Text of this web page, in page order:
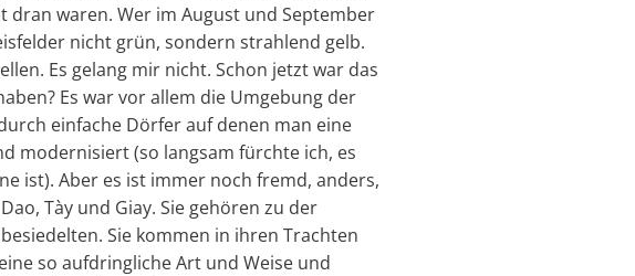
dran waren. Wer im August und September
nicht grün, sondern strahlend gelb.
Es gelang mir nicht. Schon jetzt war das
Es war vor allem die Umgebung der
einfache Dörfer auf denen man eine
modernisiert (so langsam fürchte ich, es
ist). Aber es ist immer noch fremd, anders,
Tày und Giay. Sie gehören zu der
Sie kommen in ihren Trachten
so aufdringliche Art und Weise und